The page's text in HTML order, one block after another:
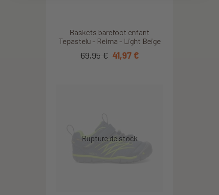
Baskets barefoot enfant
Tepastelu - Reima - Light Beige
69,95 € 41,97 €